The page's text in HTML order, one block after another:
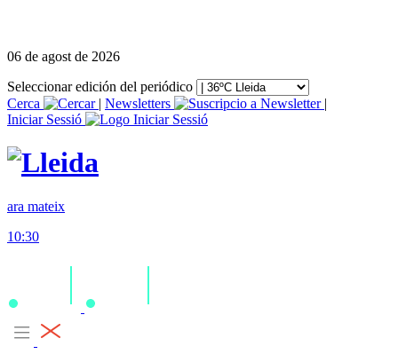
06 de agost de 2026
Seleccionar edición del periódico
Cerca
| Newsletters
|
Iniciar Sessió
ara mateix
10:30